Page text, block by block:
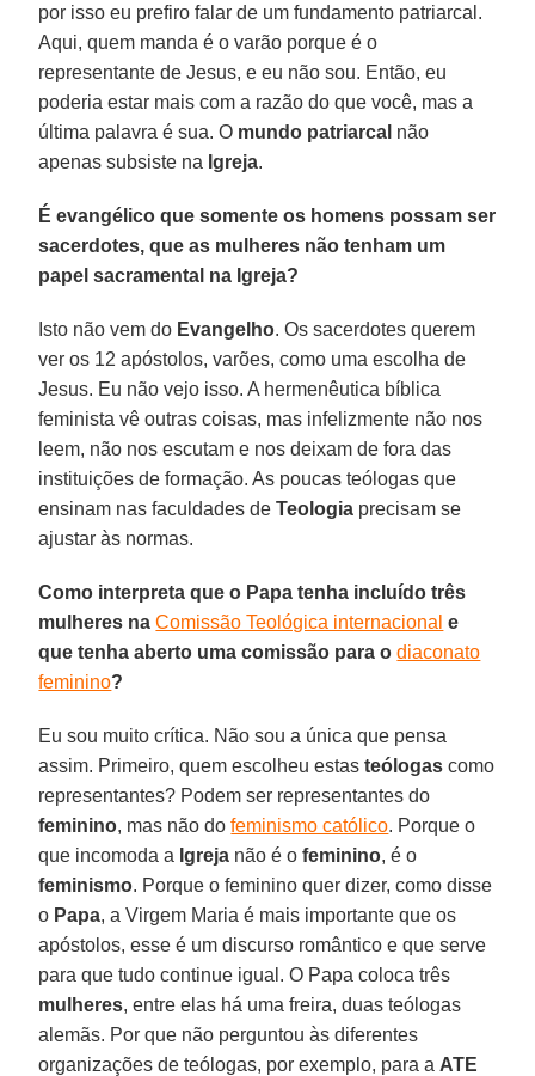
por isso eu prefiro falar de um fundamento patriarcal.
Aqui, quem manda é o varão porque é o
representante de Jesus, e eu não sou. Então, eu
poderia estar mais com a razão do que você, mas a
última palavra é sua. O mundo patriarcal não
apenas subsiste na Igreja.
É evangélico que somente os homens possam ser
sacerdotes, que as mulheres não tenham um
papel sacramental na Igreja?
Isto não vem do Evangelho. Os sacerdotes querem
ver os 12 apóstolos, varões, como uma escolha de
Jesus. Eu não vejo isso. A hermenêutica bíblica
feminista vê outras coisas, mas infelizmente não nos
leem, não nos escutam e nos deixam de fora das
instituições de formação. As poucas teólogas que
ensinam nas faculdades deTeologia precisam se
ajustar às normas.
Como interpreta que o Papa tenha incluído três
mulheres naComissão Teológica internacional e
que tenha aberto uma comissão para odiaconato
feminino?
Eu sou muito crítica. Não sou a única que pensa
assim. Primeiro, quem escolheu estasteólogas como
representantes? Podem ser representantes do
feminino, mas não dofeminismo católico. Porque o
que incomoda a Igreja não é o feminino, é o
feminismo. Porque o feminino quer dizer, como disse
o Papa, a Virgem Maria é mais importante que os
apóstolos, esse é um discurso romântico e que serve
para que tudo continue igual. O Papa coloca três
mulheres, entre elas há uma freira, duas teólogas
alemãs. Por que não perguntou às diferentes
organizações de teólogas, por exemplo, para a ATE